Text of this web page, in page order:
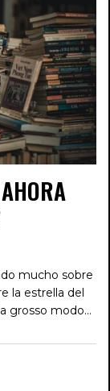
mucho sobre
la estrella del
grosso modo…